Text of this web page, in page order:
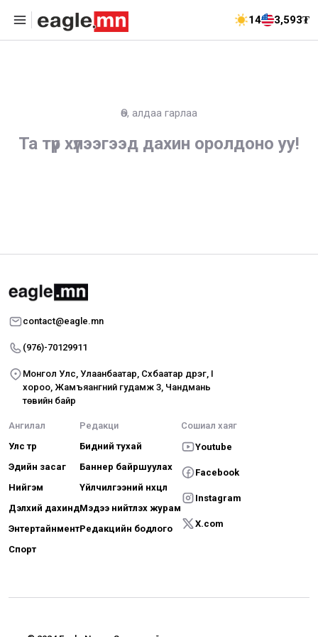
14 3,593₮
Өө, алдаа гарлаа
Та түр хүлээгээд дахин оролдоно уу!
contact@eagle.mn
(976)-70129911
Монгол Улс, Улаанбаатар, Сүхбаатар дүүрэг, I
хороо, Жамъяангүний гудамж 3, Чандмань
төвийн байр
Ангилал
Улс төр
Эдийн засаг
Нийгэм
Дэлхий дахинд
Энтертайнмент
Спорт
Редакци
Бидний тухай
Баннер байршуулах
Үйлчилгээний нөхцөл
Мэдээ нийтлэх журам
Редакцийн бодлого
Сошиал хаяг
Youtube
Facebook
Instagram
X.com